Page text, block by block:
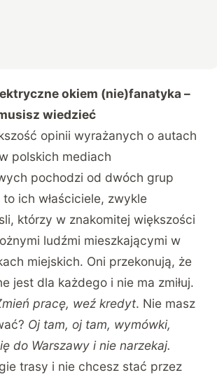
okiem (nie)fanatyka –
wiedzieć
opinii wyrażanych o autach
polskich mediach
pochodzi od dwóch grup
ich właściciele, zwykle
którzy w znakomitej większości
ludźmi mieszkającymi w
miejskich. Oni przekonują, że
jest dla każdego i nie ma zmiłuj.
pracę, weź kredyt. Nie masz
Oj tam, oj tam, wymówki,
do Warszawy i nie narzekaj.
trasy i nie chcesz stać przez